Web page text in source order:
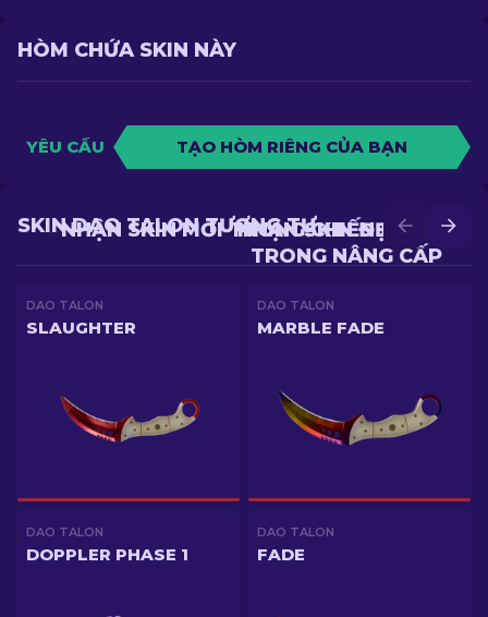
HÒM CHỨA SKIN NÀY
YÊU CẦU TẠO HÒM RIÊNG CỦA BẠN
NHẬN SKIN ĐẸP HƠN
TRONG NÂNG CẤP
NHẬN SKIN MỚI TRONG CHIẾN ĐẤU
SKIN DAO TALON TƯƠNG TỰ
DAO TALON
SLAUGHTER
DAO TALON
MARBLE FADE
DAO TALON
DOPPLER PHASE 1
DAO TALON
FADE